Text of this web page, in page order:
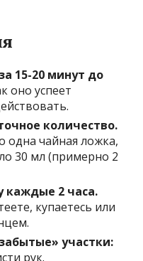
15-20 минут до
оно успеет
количество.
чайная ложка,
30 мл (примерно 2
каждые 2 часа.
купаетесь или
участки:
рук.